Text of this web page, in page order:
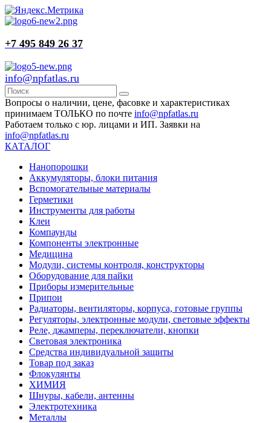
+7 495 849 26 37
info@npfatlas.ru
Вопросы о наличии, цене, фасовке и характеристиках
принимаем ТОЛЬКО по почте info@npfatlas.ru
Работаем только с юр. лицами и ИП. Заявки на
info@npfatlas.ru
КАТАЛОГ
Нанопорошки
Аккумуляторы, блоки питания
Вспомогательные материалы
Герметики
Инструменты для работы
Клеи
Компаунды
Компоненты электронные
Медицина
Модули, системы контроля, конструкторы
Оборудование для пайки
Приборы измерительные
Припои
Радиаторы, вентиляторы, корпуса, готовые группы
Регуляторы, электронные модули, световые эффекты
Реле, джамперы, переключатели, кнопки
Световая электроника
Средства индивидуальной защиты
Товар под заказ
Флокулянты
ХИМИЯ
Шнуры, кабели, антенны
Электротехника
Металлы